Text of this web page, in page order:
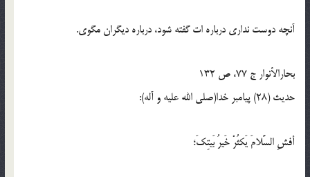
آنچه دوست ندارى درباره‏ ات گفته شود، درباره ديگران مگوى.
بحارالأنوار ج 77، ص 132
حدیث (28) پيامبر خدا(صلی الله عليه و آله):
أفشِ السَّلامَ يَكثُرْ خَيرُ بَيتِكَ؛